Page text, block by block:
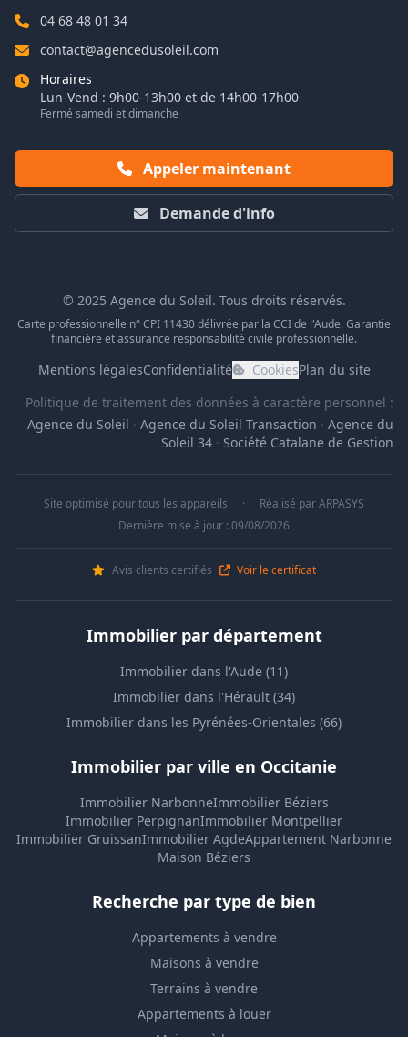
04 68 48 01 34
contact@agencedusoleil.com
Horaires
Lun-Vend : 9h00-13h00 et de 14h00-17h00
Fermé samedi et dimanche
Appeler maintenant
Demande d'info
© 2025 Agence du Soleil. Tous droits réservés.
Carte professionnelle n° CPI 11430 délivrée par la CCI de l'Aude. Garantie
financière et assurance responsabilité civile professionnelle.
Mentions légalesConfidentialité CookiesPlan du site
Politique de traitement des données à caractère personnel :
Agence du Soleil · Agence du Soleil Transaction · Agence du
Soleil 34 · Société Catalane de Gestion
Site optimisé pour tous les appareils · Réalisé parARPASYS
Dernière mise à jour : 09/08/2026
Avis clients certifiés Voir le certificat
Immobilier par département
Immobilier dans l'Aude (11)
Immobilier dans l'Hérault (34)
Immobilier dans les Pyrénées-Orientales (66)
Immobilier par ville en Occitanie
Immobilier NarbonneImmobilier Béziers
Immobilier PerpignanImmobilier Montpellier
Immobilier GruissanImmobilier AgdeAppartement Narbonne
Maison Béziers
Recherche par type de bien
Appartements à vendre
Maisons à vendre
Terrains à vendre
Appartements à louer